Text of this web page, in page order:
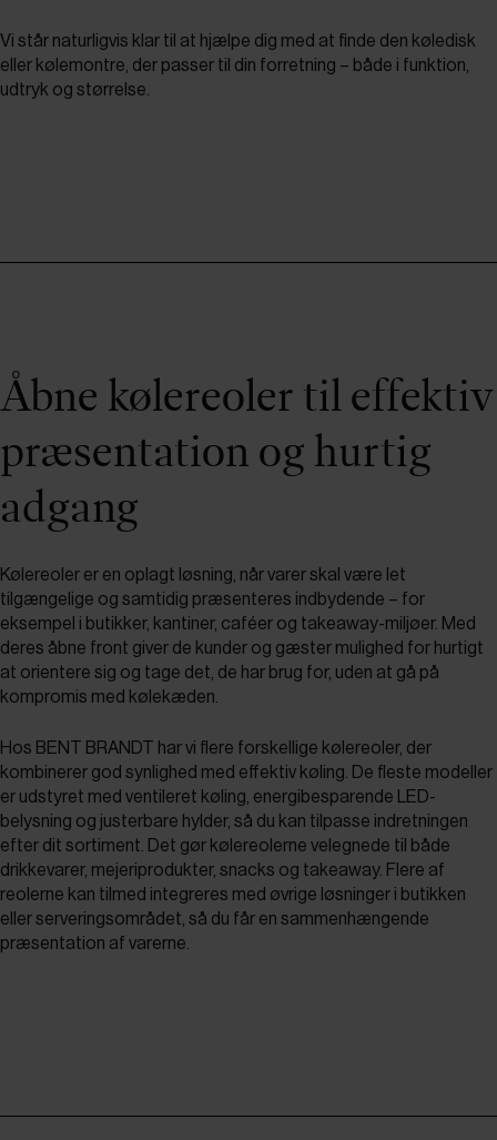
Vi står naturligvis klar til at hjælpe dig med at finde den køledisk
eller kølemontre, der passer til din forretning – både i funktion,
udtryk og størrelse.
Åbne kølereoler til effektiv
præsentation og hurtig
adgang
Kølereoler er en oplagt løsning, når varer skal være let
tilgængelige og samtidig præsenteres indbydende – for
eksempel i butikker, kantiner, caféer og takeaway-miljøer. Med
deres åbne front giver de kunder og gæster mulighed for hurtigt
at orientere sig og tage det, de har brug for, uden at gå på
kompromis med kølekæden.
Hos BENT BRANDT har vi flere forskellige kølereoler, der
kombinerer god synlighed med effektiv køling. De fleste modeller
er udstyret med ventileret køling, energibesparende LED-
belysning og justerbare hylder, så du kan tilpasse indretningen
efter dit sortiment. Det gør kølereolerne velegnede til både
drikkevarer, mejeriprodukter, snacks og takeaway. Flere af
reolerne kan tilmed integreres med øvrige løsninger i butikken
eller serveringsområdet, så du får en sammenhængende
præsentation af varerne.